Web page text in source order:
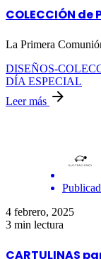
COLECCIÓN de
La Primera
DISEÑOS-
DÍA ESPECIAL
Leer más
4 febrero, 2025
3 min lectura
CARTULINAS